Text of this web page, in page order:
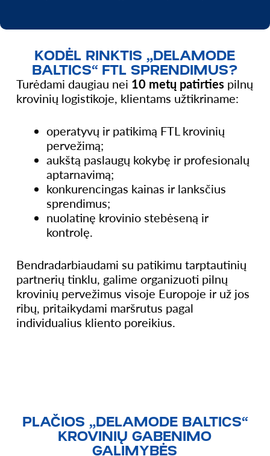
KODĖL RINKTIS „DELAMODE
BALTICS“ FTL SPRENDIMUS?
Turėdami daugiau nei 10 metų patirtiespilnų
krovinių logistikoje, klientams užtikriname:
operatyvų ir patikimą FTL krovinių
pervežimą;
aukštą paslaugų kokybę ir profesionalų
aptarnavimą;
konkurencingas kainas ir lanksčius
sprendimus;
nuolatinę krovinio stebėseną ir
kontrolę.
Bendradarbiaudami su patikimu tarptautinių
partnerių tinklu, galime organizuoti pilnų
krovinių pervežimus visoje Europoje ir už jos
ribų, pritaikydami maršrutus pagal
individualius kliento poreikius.
PLAČIOS „DELAMODE BALTICS“
KROVINIŲ GABENIMO
GALIMYBĖS